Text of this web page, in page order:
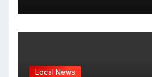
Local News